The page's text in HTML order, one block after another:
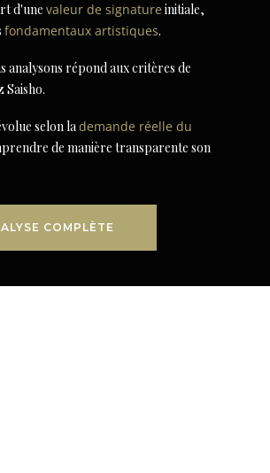
d'unevaleur de signature initiale,
fondamentaux artistiques.
analysons répond aux critères de
selon lademande réelle du
de manière transparente son
COMPLÈTE